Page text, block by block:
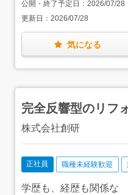
た！
社・松戸支店・市川本
公開・終了予定日： 2026/07/28
更新日： 2026/07/28
気になる
完全反響型のリフ
株式会社創研
正社員 職種未経験歓迎
学歴も、経歴も関係な